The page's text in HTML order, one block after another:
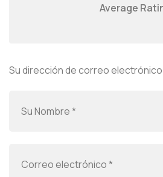
Average
Su dirección de correo